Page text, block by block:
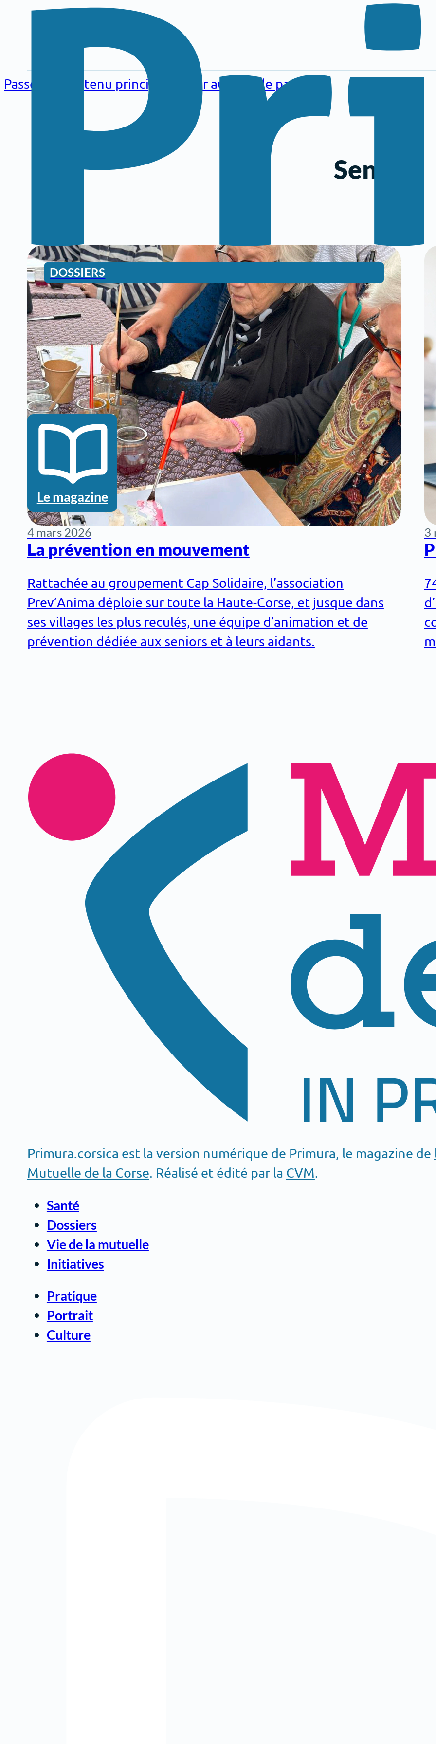
contenu
principal
Passer au contenu principal Passer au pied de page
Le magazine
Seniors
DOSSIERS
4 mars 2026
La prévention en mouvement
Rattachée au groupement Cap Solidaire, l’association
Prev’Anima déploie sur toute la Haute-Corse, et jusque dans
ses villages les plus reculés, une équipe d’animation et de
prévention dédiée aux seniors et à leurs aidants.
3
Primura.corsica est la version numérique de Primura, le magazine de
Mutuelle de la Corse. Réalisé et édité par la CVM.
Santé
Dossiers
Vie de la mutuelle
Initiatives
Pratique
Portrait
Culture